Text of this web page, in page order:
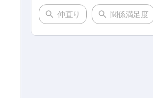
仲直り 関係満足度